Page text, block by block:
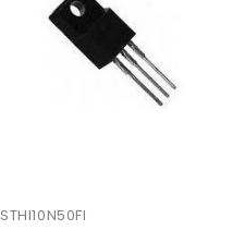
STHI10N50FI